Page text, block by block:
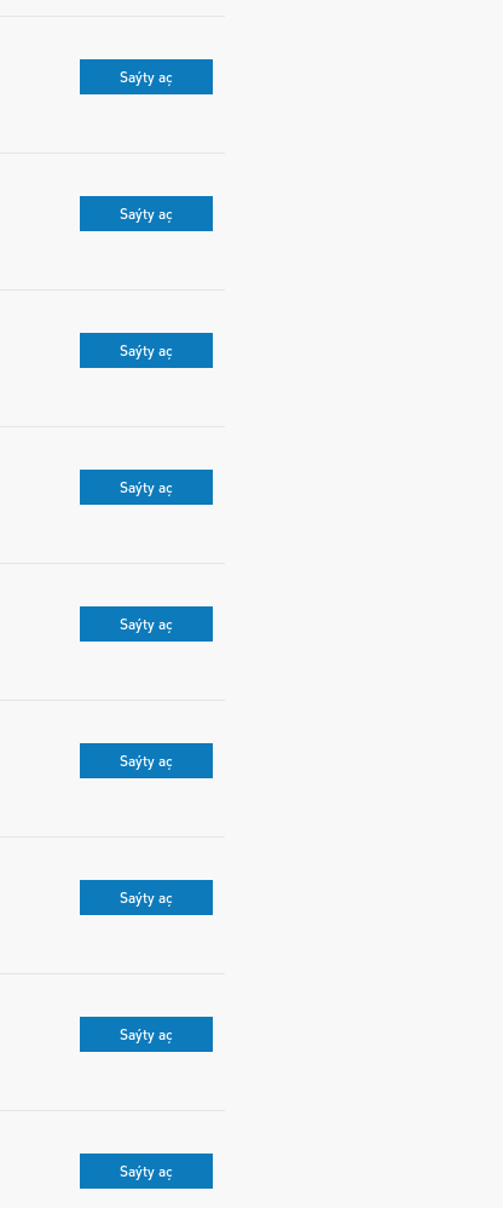
Saýty aç
Saýty aç
Saýty aç
Saýty aç
Saýty aç
Saýty aç
Saýty aç
Saýty aç
Saýty aç